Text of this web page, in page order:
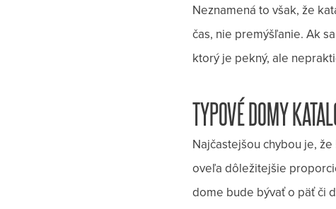
Neznamená to však, že
čas, nie premýšľanie. Ak
ktorý je pekný, ale
TYPOVÉ DOMY
Najčastejšou chybou je,
oveľa dôležitejšie
dome bude bývať o päť či